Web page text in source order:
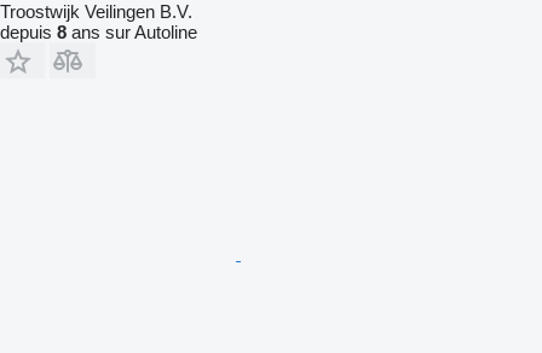
Troostwijk Veilingen B.V.
depuis 8 ans sur Autoline